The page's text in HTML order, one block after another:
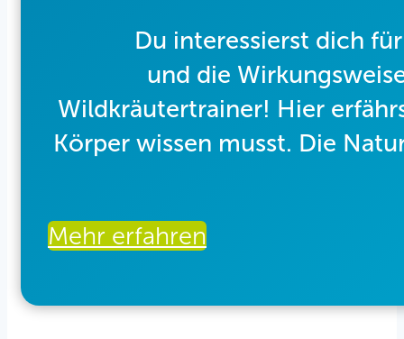
Du interessierst dich
und die
Wildkräutertrainer! Hier
Körper wissen musst. Die
Mehr erfahren